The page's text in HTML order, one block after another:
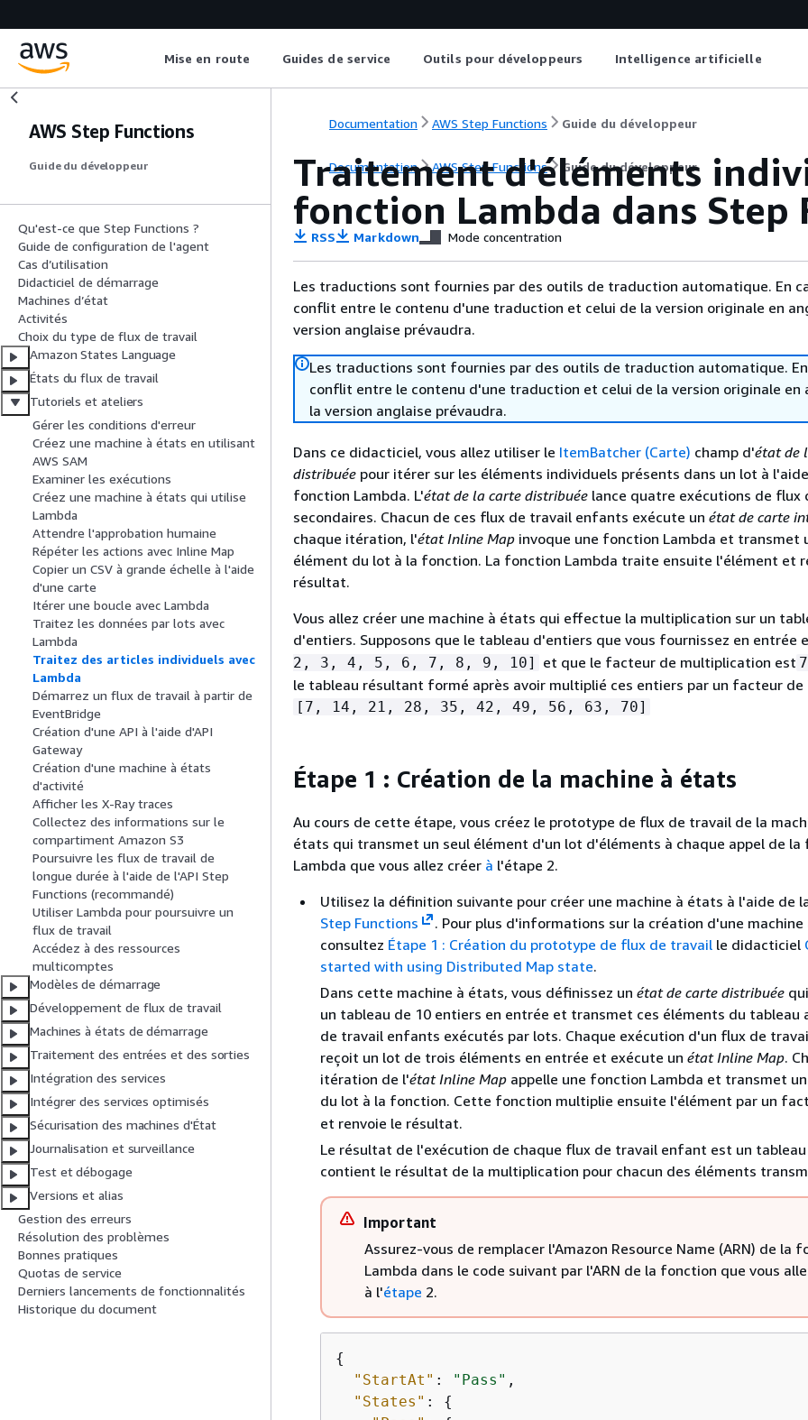
Mise en route Guides de service Outils pour développeurs Intelligence artificielle
AWS Step Functions
Guide du développeur
Qu'est-ce que Step Functions ?
Guide de configuration de l'agent
Cas d’utilisation
Didacticiel de démarrage
Machines d’état
Activités
Choix du type de flux de travail
Amazon States Language
États du flux de travail
Tutoriels et ateliers
Gérer les conditions d'erreur
Créez une machine à états en utilisant
AWS SAM
Examiner les exécutions
Créez une machine à états qui utilise
Lambda
Attendre l'approbation humaine
Répéter les actions avec Inline Map
Copier un CSV à grande échelle à l'aide
d'une carte
Itérer une boucle avec Lambda
Traitez les données par lots avec
Lambda
Traitez des articles individuels avec
Lambda
Démarrez un flux de travail à partir de
EventBridge
Création d'une API à l'aide d'API
Gateway
Création d'une machine à états
d'activité
Afficher les X-Ray traces
Collectez des informations sur le
compartiment Amazon S3
Poursuivre les flux de travail de
longue durée à l'aide de l'API Step
Functions (recommandé)
Utiliser Lambda pour poursuivre un
flux de travail
Accédez à des ressources
multicomptes
Modèles de démarrage
Développement de flux de travail
Machines à états de démarrage
Traitement des entrées et des sorties
Intégration des services
Intégrer des services optimisés
Sécurisation des machines d'État
Journalisation et surveillance
Test et débogage
Versions et alias
Gestion des erreurs
Résolution des problèmes
Bonnes pratiques
Quotas de service
Derniers lancements de fonctionnalités
Historique du document
Documentation AWS Step Functions Guide du développeur
Documentation AWS Step Functions Guide du développeur
Traitement d'éléments
fonction Lambda dans Step
RSS Markdown Mode concentration
Les traductions sont fournies par des outils de traduction automatique. En
conflit entre le contenu d'une traduction et celui de la version originale en
version anglaise prévaudra.
Les traductions sont fournies par des outils de traduction automatique.
conflit entre le contenu d'une traduction et celui de la version originale en
la version anglaise prévaudra.
Dans ce didacticiel, vous allez utiliser le ItemBatcher (Carte) champ d'état de
distribuée pour itérer sur les éléments individuels présents dans un lot à
fonction Lambda. L'état de la carte distribuée lance quatre exécutions de flux
secondaires. Chacun de ces flux de travail enfants exécute un état de carte
chaque itération, l'état Inline Map invoque une fonction Lambda et transmet
élément du lot à la fonction. La fonction Lambda traite ensuite l'élément et
résultat.
Vous allez créer une machine à états qui effectue la multiplication sur un
d'entiers. Supposons que le tableau d'entiers que vous fournissez en entrée
2, 3, 4, 5, 6, 7, 8, 9, 10]
et que le facteur de multiplication est 7
le tableau résultant formé après avoir multiplié ces entiers par un facteur de
[7, 14, 21, 28, 35, 42, 49, 56, 63, 70]
Étape 1 : Création de la machine à états
Au cours de cette étape, vous créez le prototype de flux de travail de la
états qui transmet un seul élément d'un lot d'éléments à chaque appel de la
Lambda que vous allez créer à l'étape 2.
Utilisez la définition suivante pour créer une machine à états à l'aide de
Step Functions
. Pour plus d'informations sur la création d'une
consultez Étape 1 : Création du prototype de flux de travail le didacticiel
started with using Distributed Map state.
Dans cette machine à états, vous définissez un état de carte distribuée
un tableau de 10 entiers en entrée et transmet ces éléments du tableau
de travail enfants exécutés par lots. Chaque exécution d'un flux de
reçoit un lot de trois éléments en entrée et exécute un état Inline Map.
itération de l'état Inline Map appelle une fonction Lambda et transmet
du lot à la fonction. Cette fonction multiplie ensuite l'élément par un
et renvoie le résultat.
Le résultat de l'exécution de chaque flux de travail enfant est un tableau
contient le résultat de la multiplication pour chacun des éléments
Important
Assurez-vous de remplacer l'Amazon Resource Name (ARN) de la
Lambda dans le code suivant par l'ARN de la fonction que vous
à l'étape 2.
{
"StartAt" : "Pass" ,
"States" : {